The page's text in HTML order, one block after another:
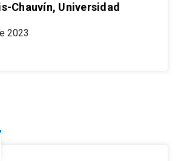
Chauvín, Universidad
2023